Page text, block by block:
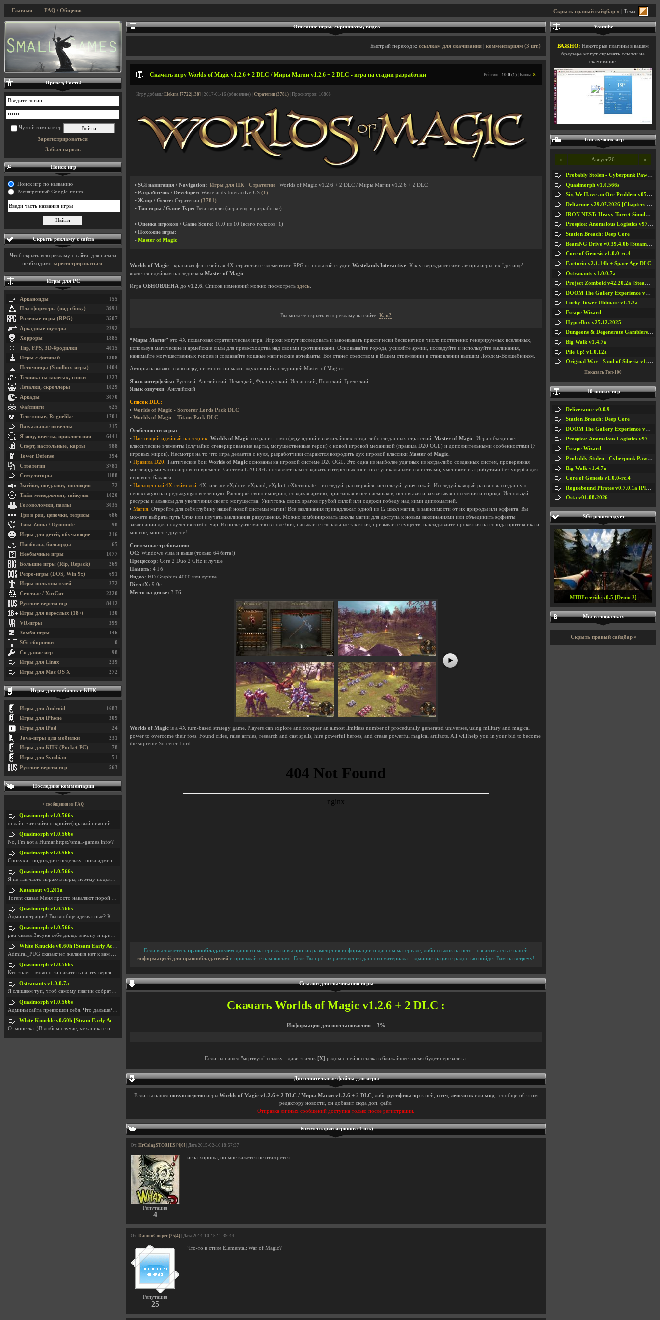
Скрыть правый сайдбар » | Тема:
Главная FAQ / Общение
Описание игры, скриншоты, видео
Быстрый переход к: ссылкам для скачивания комментариям (3 шт.)
Скачать игру Worlds of Magic v1.2.6 + 2 DLC / Миры Магии v1.2.6 + 2 DLC - игра на стадии разработки Рейтинг: 10.0 (1) | Баллы: 8
Игру добавил Elektra [7722|138] | 2017-01-16 (обновлено) | Стратегии (3781) | Просмотров: 16866
• SGi навигация / Navigation: Игры для ПК Стратегии
Worlds of Magic v1.2.6 + 2 DLC / Миры Магии v1.2.6 + 2 DLC
• Разработчик / Developer: Wastelands Interactive US (1)
• Жанр / Genre: Стратегии (3781)
• Тип игры / Game Type: Beta-версия (игра еще в разработке)
• Оценка игроков / Game Score: 10.0 из 10 (всего голосов: 1)
• Похожие игры:
- Master of Magic
Worlds of Magic - красивая фэнтезийная 4X-стратегия с элементами RPG от польской студии Wastelands Interactive. Как утверждают сами авторы игры, их "детище"
является идейным наследником Master of Magic.
Игра ОБНОВЛЕНА до v1.2.6. Список изменений можно посмотреть здесь.
Вы можете скрыть всю рекламу на сайте. Как?
“Миры Магии” это 4Х пошаговая стратегическая игра. Игроки могут исследовать и завоевывать практически бесконечное число постепенно генерируемых вселенных,
используя магические и армейские силы для превосходства над своими противниками. Основывайте города, усиляйте армии, исследуйте и используйте заклинания,
нанимайте могущественных героев и создавайте мощные магические артефакты. Все станет средством в Вашем стремлении в становлении высшим Лордом-Волшебником.
Авторы называют свою игру, ни много ни мало, «духовной наследницей Master of Magic».
Язык интерфейса: Русский, Английский, Немецкий, Французский, Испанский, Польский, Греческий
Язык озвучки: Английский
Список DLC:
• Worlds of Magic - Sorcerer Lords Pack DLC
• Worlds of Magic - Titans Pack DLC
Особенности игры:
• Настоящий идейный наследник. Worlds of Magic сохранит атмосферу одной из величайших когда-либо созданных стратегий: Master of Magic. Игра объединяет
классические элементы (случайно сгенерированные карты, могущественные герои) с новой игровой механикой (правила D20 OGL) и дополнительными особенностями (7
игровых миров). Несмотря на то что игра делается с нуля, разработчики стараются возродить дух игровой классики Master of Magic.
• Правила D20. Тактические бои Worlds of Magic основаны на игровой системе D20 OGL. Это одна из наиболее удачных из когда-либо созданных систем, проверенная
миллиардами часов игрового времени. Система D20 OGL позволяет нам создавать интересных юнитов с уникальными свойствами, умениями и атрибутами без ущерба для
игрового баланса.
• Насыщенный 4X-геймплей. 4X, или же eXplore, eXpand, eXploit, eXterminate – исследуй, расширяйся, используй, уничтожай. Исследуй каждый раз вновь созданную,
непохожую на предыдущую вселенную. Расширяй свою империю, создавая армию, приглашая в нее наёмников, основывая и захватывая поселения и города. Используй
ресурсы и альянсы для увеличения своего могущества. Уничтожь своих врагов грубой силой или одержи победу над ними дипломатией.
• Магия. Откройте для себя глубину нашей новой системы магии! Все заклинания принадлежат одной из 12 школ магии, в зависимости от их природы или эффекта. Вы
можете выбрать путь Огня или изучать заклинания разрушения. Можно комбинировать школы магии для доступа к новым заклинаниями или объединить эффекты
заклинаний для получения комбо-чар. Используйте магию в поле боя, насылайте глобальные заклятия, призывайте существ, накладывайте проклятия на города противника и
многое, многое другое!
Системные требования:
ОС: Windows Vista и выше (только 64 бита!)
Процессор: Core 2 Duo 2 GHz и лучше
Память: 4 Гб
Видео: HD Graphics 4000 или лучше
DirectX: 9.0c
Место на диске: 3 Гб
#6
#8
Worlds of Magic is a 4X turn-based strategy game. Players can explore and conquer an almost limitless number of procedurally generated universes, using military and magical
power to overcome their foes. Found cities, raise armies, research and cast spells, hire powerful heroes, and create powerful magical artifacts. All will help you in your bid to become
the supreme Sorcerer Lord.
Если вы являетесь правообладателем данного материала и вы против размещения информации о данном материале, либо ссылок на него - ознакомьтесь с нашей
информацией для правообладателей и присылайте нам письмо. Если Вы против размещения данного материала - администрация с радостью пойдет Вам на встречу!
Ссылки для скачивания игры
Скачать Worlds of Magic v1.2.6 + 2 DLC :
Информация для восстановления – 3%
Если ты нашёл "мёртвую" ссылку - дави значок [X] рядом с ней и ссылка в ближайшее время будет перезалита.
Дополнительные файлы для игры
Если ты нашел новую версию игры Worlds of Magic v1.2.6 + 2 DLC / Миры Магии v1.2.6 + 2 DLC, либо русификатор к ней, патч, левелпак или мод - сообщи об этом
редактору новости, он добавит сюда доп. файл.
Отправка личных сообщений доступна только после регистрации.
Комментарии игроков (3 шт.)
От: HrCslagSTORIES [4|0] | Дата 2015-02-16 18:57:37
Репутация
4
игра хороша, но мне кажется не отажрётся
От: DamonCooper [25|4] | Дата 2014-10-15 11:39:44
Репутация
25
Что-то в стиле Elemental: War of Magic?
Привет, Гость!
Чужой компьютер
Зарегистрироваться
Забыл пароль
Поиск игр
Поиск игр по названию
Расширенный Google-поиск
Скрыть рекламу с сайта
Чтоб скрыть всю рекламу с сайта, для начала
необходимо зарегистрироваться
Игры для PC
155
Арканоиды
3991
Платформеры (вид сбоку)
3507
Ролевые игры (RPG)
2292
Аркадные шутеры
1885
Хорроры
4015
Тир, FPS, 3D-бродилки
1308
Игры с физикой
1404
Песочницы (Sandbox-игры)
1223
Техника на колесах, гонки
1029
Леталки, скроллеры
3070
Аркады
625
Файтинги
1701
Текстовые, Roguelike
215
Визуальные новеллы
6441
Я ищу, квесты, приключения
988
Спорт, настольные, карты
394
Tower Defense
3781
Стратегии
1188
Симуляторы
72
Змейки, поедалки, эволюция
1020
Тайм менеджмент, тайкуны
3035
Головоломки, пазлы
686
Три в ряд, цепочки, тетрисы
98
Типа Zuma / Dynomite
316
Игры для детей, обучающие
65
Пинболы, бильярды
1077
Необычные игры
269
Большие игры (Rip, Repack)
691
Ретро-игры (DOS, Win 9x)
272
Игры пользователей
2320
Сетевые / ХотСит
8412
Русские версии игр
130
Игры для взрослых (18+)
399
VR-игры
446
Зомби игры
0
SGi-сборники
98
Создание игр
239
Игры для Linux
272
Игры для Mac OS X
Игры для мобилок и КПК
1683
Игры для Android
309
Игры для iPhone
24
Игры для iPad
231
Java-игры для мобилки
78
Игры для КПК (Pocket PC)
51
Игры для Symbian
563
Русские версии игр
Последние комментарии
+ сообщения из FAQ
Quasimorph v1.0.566s
онлайн чат сайта откройте(правый нижний угол экран
Quasimorph v1.0.566s
No, I'm not a Humanhttps://small-games.info/?
Quasimorph v1.0.566s
Спокуха...подождите недельку...пока админов отпуст
Quasimorph v1.0.566s
Я не так часто играю в игры, поэтму подсказка про
Katanaut v1.201a
Torent сказал:Меня просто накаляют порой речи о то
Quasimorph v1.0.566s
Администрация! Вы вообще адекватные? Какие монетки
Quasimorph v1.0.566s
patr сказал:Засунь себе дилдо в жопу и пришли фотк
White Knuckle v0.60h [Steam Early Access]
Admiral_PUG сказал:чет желания нет к вам сюда захо
Quasimorph v1.0.566s
Кто знает - можно ли накатить на эту версию моды?
Ostranauts v1.0.0.7a
Я слишком туп, чтоб самому плагин собрать. И что-т
Quasimorph v1.0.566s
Админы сайта превзошли себя. Что дальше? Засунь се
White Knuckle v0.60h [Steam Early Access]
О. монетка ;)В любом случае, механика с поиском мо
Youtube
ВАЖНО: Некоторые плагины в вашем
браузере могут скрывать ссылки на
скачивание.
Топ лучших игр
« Август'26 »
Probably Stolen - Cyberpunk Pawnshop Simulator v048c [Playtest]
Quasimorph v1.0.566s
Sir, We Have an Orc Problem v05.08.2026
Deltarune v29.07.2026 [Chapters 1-5] / + RUS [Chapters 1-5]
IRON NEST: Heavy Turret Simulator v1.0a
Prospice: Anomalous Logistics v97 [Playtest]
Station Breach: Deep Core
BeamNG Drive v0.39.4.0b [Steam Early Access]
Core of Genesis v1.0.0-rc.4
Factorio v2.1.14b + Space Age DLC
Ostranauts v1.0.0.7a
Project Zomboid v42.20.2a [Steam Early Access]
DOOM The Gallery Experience v1.4.2
Lucky Tower Ultimate v1.1.2a
Escape Wizard
HyperBox v25.12.2025
Dungeons & Degenerate Gamblers v2.0.2a
Big Walk v1.4.7a
Pile Up! v1.0.12a
Original War - Sand of Siberia v1.6.30
Показать Топ-100
10 новых игр
Deliverance v0.0.9
Station Breach: Deep Core
DOOM The Gallery Experience v1.4.2
Prospice: Anomalous Logistics v97 [Playtest]
Escape Wizard
Probably Stolen - Cyberpunk Pawnshop Simulator v048c [Playtest]
Big Walk v1.4.7a
Core of Genesis v1.0.0-rc.4
Roguebound Pirates v0.7.0.1a [Playtest]
Osta v01.08.2026
SGi рекомендует
MTBFreeride v0.5 [Demo 2]
Мы в социалках
Скрыть правый сайдбар »